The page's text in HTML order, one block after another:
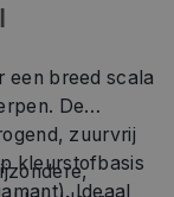
een breed scala
Ideaal